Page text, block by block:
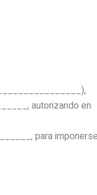
autorizando en
para